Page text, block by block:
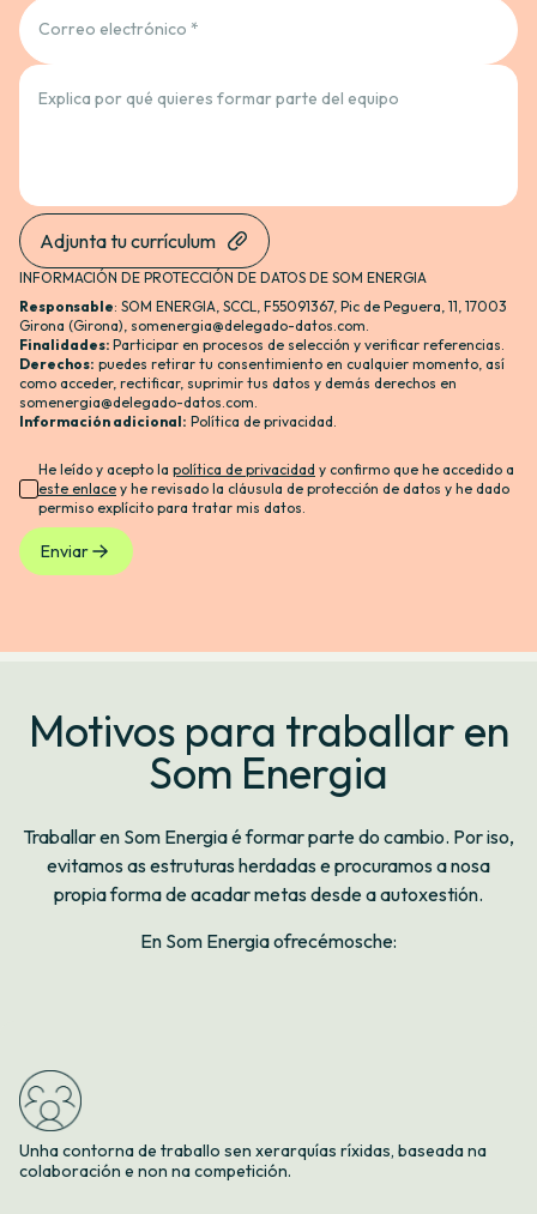
Correo electrónico *
Explica por qué quieres formar parte del equipo
Adjunta tu currículum
INFORMACIÓN DE PROTECCIÓN DE DATOS DE SOM ENERGIA
Responsable: SOM ENERGIA, SCCL, F55091367, Pic de Peguera, 11, 17003
Girona (Girona), somenergia@delegado-datos.com
Finalidades: Participar en procesos de selección y verificar referencias.
Derechos: puedes retirar tu consentimiento en cualquier momento, así
como acceder, rectificar, suprimir tus datos y demás derechos en
somenergia@delegado-datos.com
Información adicional: Política de privacidad
He leído y acepto la política de privacidad y confirmo que he accedido a
este enlace y he revisado la cláusula de protección de datos y he dado
permiso explícito para tratar mis datos.
Enviar
Motivos para traballar en
Som Energia
Traballar en Som Energia é formar parte do cambio. Por iso,
evitamos as estruturas herdadas e procuramos a nosa
propia forma de acadar metas desde a autoxestión.
En Som Energia ofrecémosche:
Unha contorna de traballo sen xerarquías ríxidas, baseada na
colaboración e non na competición.